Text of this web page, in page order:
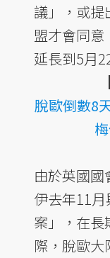
議」，或提
盟才會同
延長到5月
脫歐倒數8
由於英國
伊去年11
案」，在長
際，脫歐大